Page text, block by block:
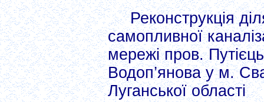
Реконструкція
самопливної
мережі пров.
Водоп’янова у м.
Луганської області